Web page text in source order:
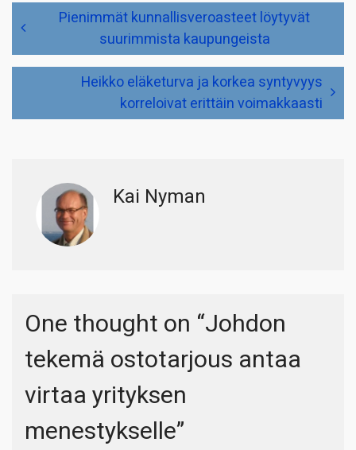
Artikkelien
selaus
Pienimmät kunnallisveroasteet löytyvät
suurimmista kaupungeista
Heikko eläketurva ja korkea syntyvyys
korreloivat erittäin voimakkaasti
Kai Nyman
One thought on “Johdon
tekemä ostotarjous antaa
virtaa yrityksen
menestykselle”